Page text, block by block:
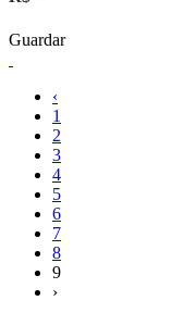
Guardar
‹
1
2
3
4
5
6
7
8
9
›